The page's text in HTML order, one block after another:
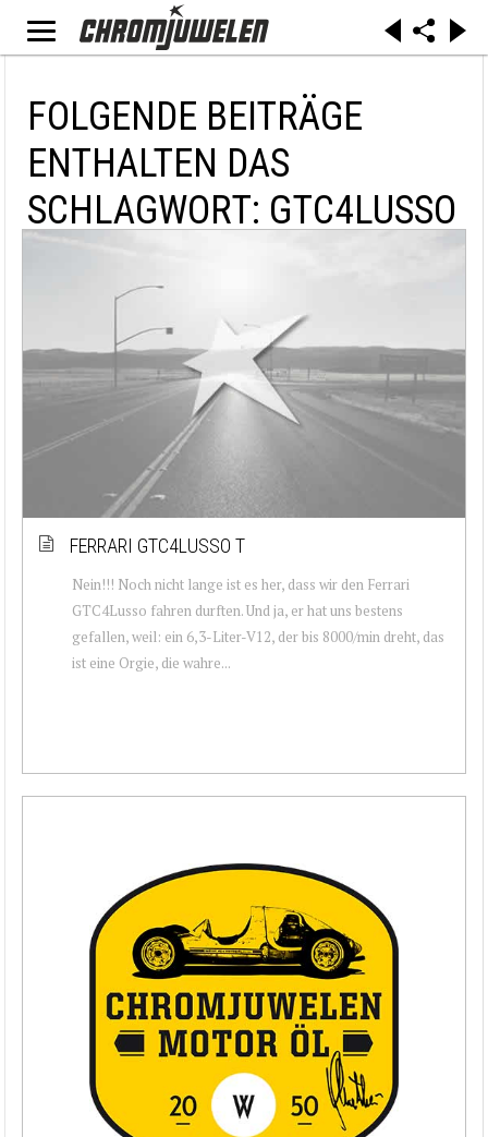
FOLGENDE BEITRÄGE
ENTHALTEN DAS
SCHLAGWORT: GTC4LUSSO
FERRARI GTC4LUSSO T
Nein!!! Noch nicht lange ist es her, dass wir den Ferrari
GTC4Lusso fahren durften. Und ja, er hat uns bestens
gefallen, weil: ein 6,3-Liter-V12, der bis 8000/min dreht, das
ist eine Orgie, die wahre...